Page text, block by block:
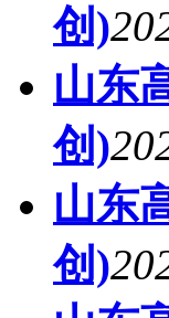
创)
山东
创)
山东
创)